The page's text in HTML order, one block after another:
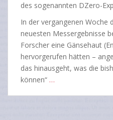
des sogenannten DZero-
In der vergangenen Woche
neuesten Messergebnisse
Forscher eine Gänsehaut
hervorgerufen hätten –
das hinausgeht, was die
können“ …